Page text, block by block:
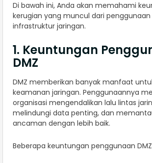
Di bawah ini, Anda akan memahami
kerugian yang muncul dari penggunaan
infrastruktur jaringan.
1. Keuntungan
DMZ
DMZ memberikan banyak manfaat
keamanan jaringan. Penggunaannya
organisasi mengendalikan lalu lintas
melindungi data penting, dan
ancaman dengan lebih baik.
Beberapa keuntungan penggunaan